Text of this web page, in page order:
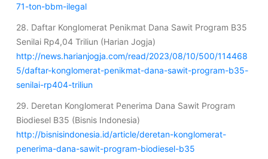
71-ton-bbm-ilegal
28. Daftar Konglomerat Penikmat Dana Sawit Program B35
Senilai Rp4,04 Triliun (Harian Jogja)
http://news.harianjogja.com/read/2023/08/10/500/114468
5/daftar-konglomerat-penikmat-dana-sawit-program-b35-
senilai-rp404-triliun
29. Deretan Konglomerat Penerima Dana Sawit Program
Biodiesel B35 (Bisnis Indonesia)
http://bisnisindonesia.id/article/deretan-konglomerat-
penerima-dana-sawit-program-biodiesel-b35